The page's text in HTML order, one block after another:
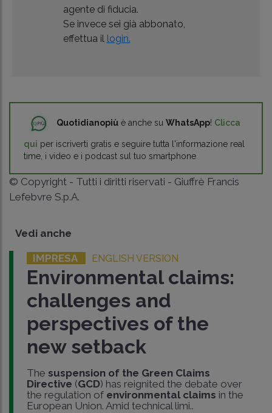
agente di fiducia.
Se invece sei già abbonato,
effettua il login.
Quotidianopiù è anche su WhatsApp! Clicca
qui per iscriverti gratis e seguire tutta l'informazione real
time, i video e i podcast sul tuo smartphone.
© Copyright - Tutti i diritti riservati - Giuffrè Francis
Lefebvre S.p.A.
Vedi anche
IMPRESA ENGLISH VERSION
Environmental claims:
challenges and
perspectives of the
new setback
The suspension of the Green Claims
Directive (GCD) has reignited the debate over
the regulation of environmental claims in the
European Union. Amid technical limi..